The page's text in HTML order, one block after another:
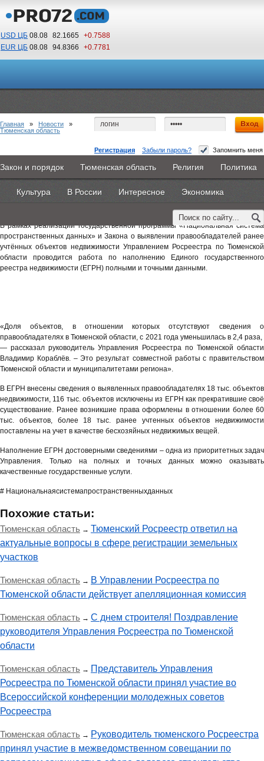
USD ЦБ 08.08 82.1665 +0.7588
EUR ЦБ 08.08 94.8366 +0.7781
03 40
По Гринвичу (GMT +5)
Регистрация Забыли пароль? Запомнить меня
Главная Новости Объявления КНИГИ ВестиNet
Каталоги 9PS Прочее
Закон и порядок Тюменская область Религия Политика
Культура В России Интересное Экономика
Главная » Новости »
Тюменская область
Количество объектов без прав в тюменском
регионе сократилось на 213 тысяч
В рамках реализации государственной программы «Национальная система
пространственных данных» и Закона о выявлении правообладателей ранее
учтённых объектов недвижимости Управлением Росреестра по Тюменской
области проводится работа по наполнению Единого государственного
реестра недвижимости (ЕГРН) полными и точными данными.
«Доля объектов, в отношении которых отсутствуют сведения о
правообладателях в Тюменской области, с 2021 года уменьшилась в 2,4 раза,
— рассказал руководитель Управления Росреестра по Тюменской области
Владимир Кораблёв. – Это результат совместной работы с правительством
Тюменской области и муниципалитетами региона».
В ЕГРН внесены сведения о выявленных правообладателях 18 тыс. объектов
недвижимости, 116 тыс. объектов исключены из ЕГРН как прекратившие своё
существование. Ранее возникшие права оформлены в отношении более 60
тыс. объектов, более 18 тыс. ранее учтенных объектов недвижимости
поставлены на учет в качестве бесхозяйных недвижимых вещей.
Наполнение ЕГРН достоверными сведениями – одна из приоритетных задач
Управления. Только на полных и точных данных можно оказывать
качественные государственные услуги.
# Национальнаясистемапространственныхданных
Похожие статьи:
Тюменская область → Тюменский Росреестр ответил на
актуальные вопросы в сфере регистрации земельных
участков
Тюменская область → В Управлении Росреестра по
Тюменской области действует апелляционная комиссия
Тюменская область → С днем строителя! Поздравление
руководителя Управления Росреестра по Тюменской
области
Тюменская область → Представитель Управления
Росреестра по Тюменской области принял участие во
Всероссийской конференции молодежных советов
Росреестра
Тюменская область → Руководитель тюменского Росреестра
принял участие в межведомственном совещании по